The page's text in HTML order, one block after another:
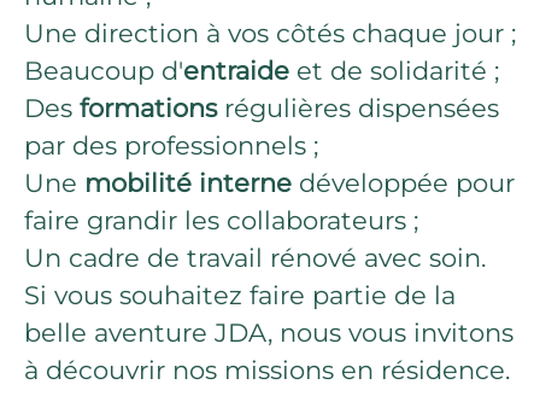
Une direction à vos côtés chaque jour ;
Beaucoup d'entraide et de solidarité ;
Des formationsrégulières dispensées
par des professionnels ;
Une mobilité interne développée pour
faire grandir les collaborateurs ;
Un cadre de travail rénové avec soin.
Si vous souhaitez faire partie de la
belle aventure JDA, nous vous invitons
à découvrir nos missions en résidence.